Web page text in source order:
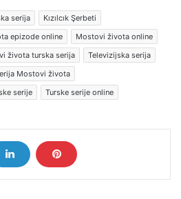
serija
Kızılcık Şerbeti
epizode online
Mostovi života online
života turska serija
Televizijska serija
Mostovi života
serije
Turske serije online